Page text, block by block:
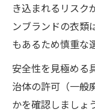
き込まれるリスク
ンブランドの衣類
もあるため慎重な
安全性を見極める
治体の許可（一般
かを確認しましょ